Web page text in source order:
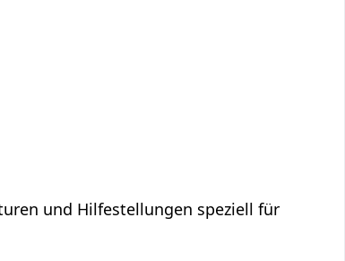
und Hilfestellungen speziell für